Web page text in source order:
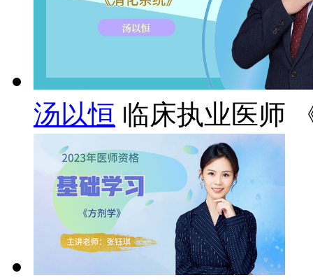
汤以恒 临床执业医师